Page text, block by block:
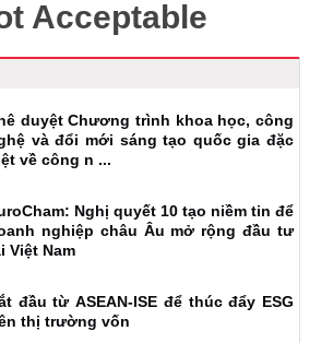
duyệt Chương trình khoa học, công
và đổi mới sáng tạo quốc gia đặc
về công n ...
Nghị quyết 10 tạo niềm tin để
nghiệp châu Âu mở rộng đầu tư
Việt Nam
đầu từ ASEAN-ISE để thúc đẩy ESG
thị trường vốn